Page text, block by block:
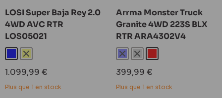
LOSI Super Baja Rey 2.0
4WD AVC RTR
LOS05021
Jaune
Prix
réduit
1.099,99 €
Plus que 1 en stock
Arrma Monster Truck
Granite 4WD 223S BLX
RTR ARA4302V4
Bleu Gris
Prix
réduit
399,99 €
Plus que 1 en stock